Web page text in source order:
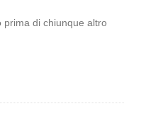
prima di chiunque altro